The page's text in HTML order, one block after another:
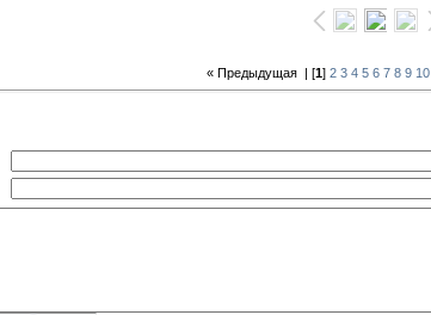
« Предыдущая | [1] 2 3 4 5 6 7 8 9 10